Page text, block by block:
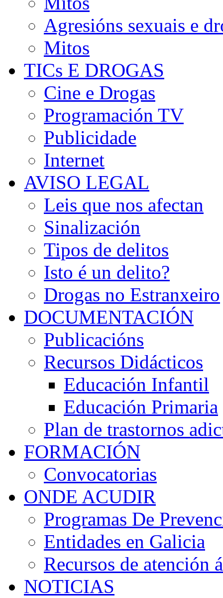
Agresións sexuais e
Mitos
TICs E DROGAS
Cine e Drogas
Programación TV
Publicidade
Internet
AVISO LEGAL
Leis que nos afectan
Sinalización
Tipos de delitos
Isto é un delito?
Drogas no Estranxeiro
DOCUMENTACIÓN
Publicacións
Recursos Didácticos
Educación Infantil
Educación Primaria
Plan de trastornos
FORMACIÓN
Convocatorias
ONDE ACUDIR
Programas De
Entidades en Galicia
Recursos de atención
NOTICIAS